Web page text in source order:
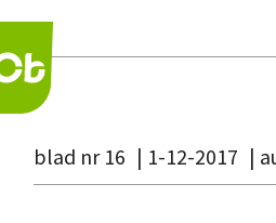
blad nr 16 1-12-2017